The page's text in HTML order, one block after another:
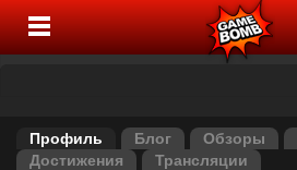
Профиль Блог Обзоры
Достижения
Трансляции